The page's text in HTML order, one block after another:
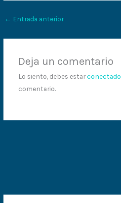
← Entrada anterior
Deja un comentario
Lo siento, debes estarconectado
comentario.